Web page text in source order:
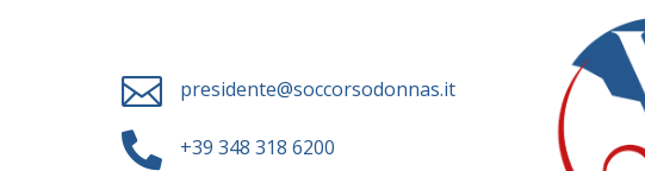
 presidente@soccorsodonnas.it
 +39 348 318 6200